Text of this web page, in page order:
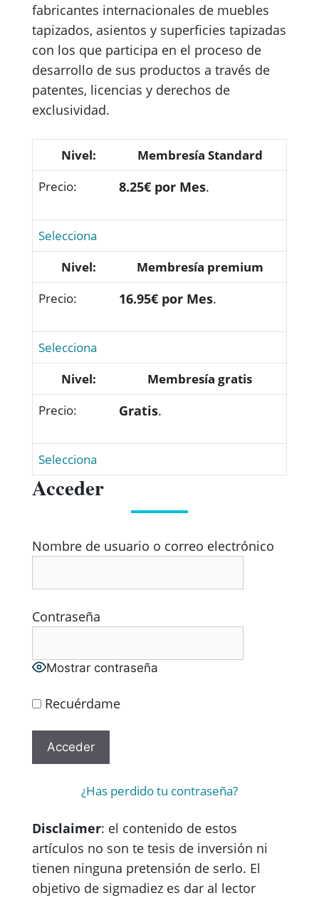
fabricantes internacionales de muebles
tapizados, asientos y superficies tapizadas
con los que participa en el proceso de
desarrollo de sus productos a través de
patentes, licencias y derechos de
exclusividad.
Membresía Standard
8.25€ por Mes.
Selecciona
Membresía premium
16.95€ por Mes.
Selecciona
Membresía gratis
Gratis.
Selecciona
Acceder
Nombre de usuario o correo electrónico
Contraseña
Mostrar contraseña
Recuérdame
¿Has perdido tu contraseña?
Disclaimer: el contenido de estos
artículos no son te tesis de inversión ni
tienen ninguna pretensión de serlo. El
objetivo de sigmadiez es dar al lector